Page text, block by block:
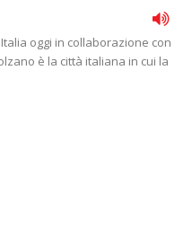
oggi in collaborazione con
è la città italiana in cui la